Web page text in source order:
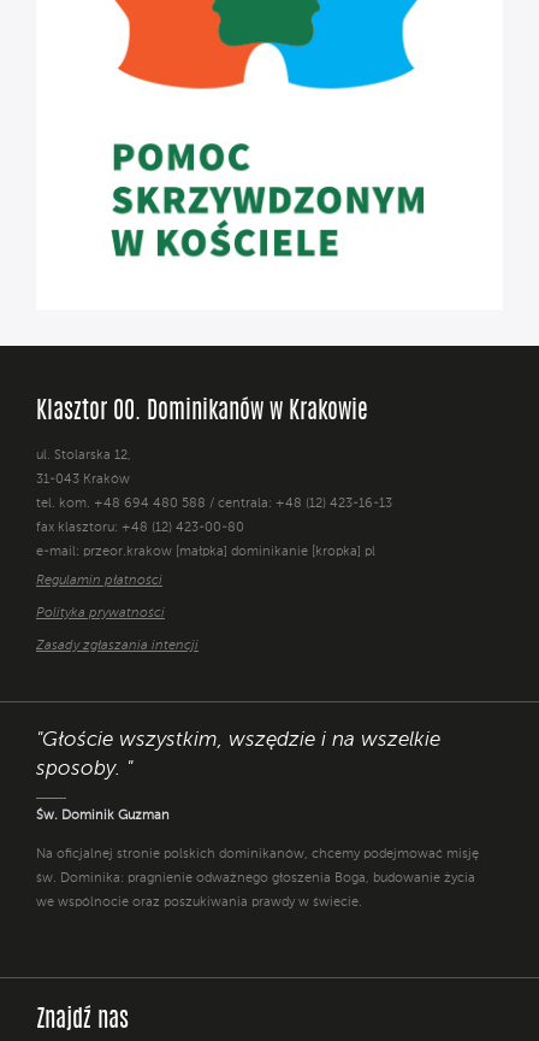
Klasztor OO. Dominikanów w Krakowie
ul. Stolarska 12,
31-043 Kraków
tel. kom. +48 694 480 588 / centrala: +48 (12) 423-16-13
fax klasztoru: +48 (12) 423-00-80
e-mail: przeor.krakow [małpka] dominikanie [kropka] pl
Regulamin płatności
Polityka prywatności
Zasady zgłaszania intencji
"Głoście wszystkim, wszędzie i na wszelkie
sposoby. "
Św. Dominik Guzman
Na oficjalnej stronie polskich dominikanów, chcemy podejmować misję
św. Dominika: pragnienie odważnego głoszenia Boga, budowanie życia
we wspólnocie oraz poszukiwania prawdy w świecie.
Znajdź nas